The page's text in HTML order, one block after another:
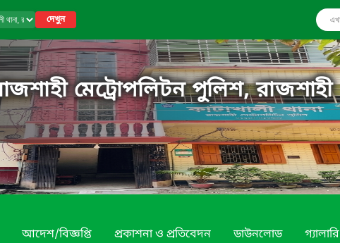
দেখুন
মেট্রোপলিটন পুলিশ, রাজশাহী
আদেশ/বিজ্ঞপ্তি প্রকাশনা ও প্রতিবেদন ডাউনলোড গ্যালারি